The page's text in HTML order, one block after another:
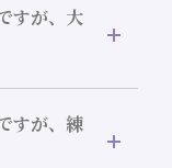
すが、大
すが、練